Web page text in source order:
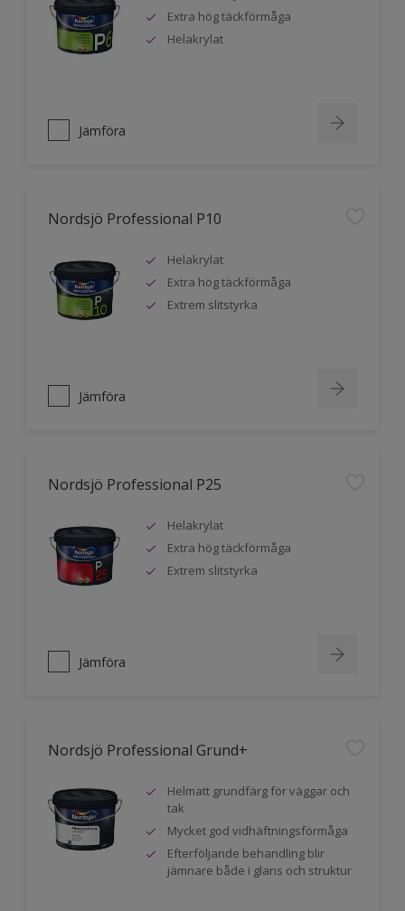
Extra hög täckförmåga
Helakrylat
Jämföra
Nordsjö Professional P10
Helakrylat
Extra hög täckförmåga
Extrem slitstyrka
Jämföra
Nordsjö Professional P25
Helakrylat
Extra hög täckförmåga
Extrem slitstyrka
Jämföra
Nordsjö Professional Grund+
Helmatt grundfärg för väggar och
tak
Mycket god vidhäftningsförmåga
Efterföljande behandling blir
jämnare både i glans och struktur